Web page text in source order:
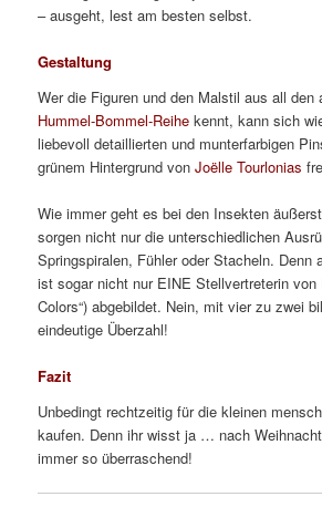
– ausgeht, lest am besten selbst.
Gestaltung
Wer die Figuren und den Malstil aus all den
Hummel-Bommel-Reihekennt, kann sich
liebevoll detaillierten und munterfarbigen
grünem Hintergrund vonJoëlle Tourlonias
Wie immer geht es bei den Insekten
sorgen nicht nur die unterschiedlichen
Springspiralen, Fühler oder Stacheln. Denn
ist sogar nicht nur EINE Stellvertreterin von
Colors“) abgebildet. Nein, mit vier zu zwei
eindeutige Überzahl!
Fazit
Unbedingt rechtzeitig für die kleinen
kaufen. Denn ihr wisst ja … nach
immer so überraschend!